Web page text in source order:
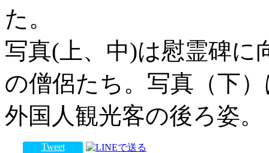
た。
写真(上、中)は慰霊碑に
の僧侶たち。写真（下
外国人観光客の後ろ姿。
Tweet